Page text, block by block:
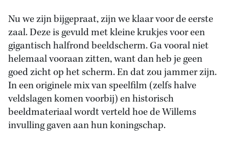
Nu we zijn bijgepraat, zijn we klaar voor de eerste
zaal. Deze is gevuld met kleine krukjes voor een
gigantisch halfrond beeldscherm. Ga vooral niet
helemaal vooraan zitten, want dan heb je geen
goed zicht op het scherm. En dat zou jammer zijn.
In een originele mix van speelfilm (zelfs halve
veldslagen komen voorbij) en historisch
beeldmateriaal wordt verteld hoe de Willems
invulling gaven aan hun koningschap.